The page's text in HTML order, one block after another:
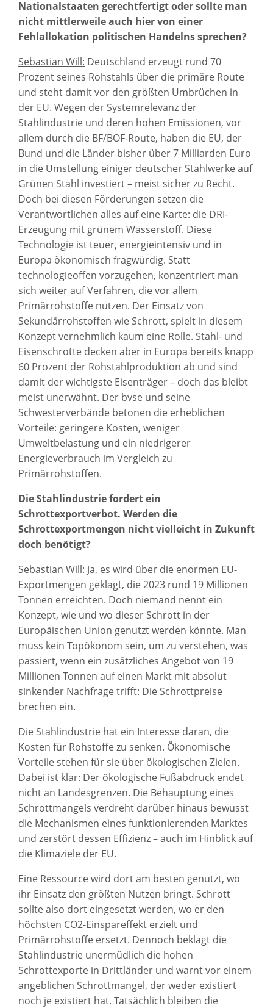
Nationalstaaten gerechtfertigt oder sollte man
nicht mittlerweile auch hier von einer
Fehlallokation politischen Handelns sprechen?
Sebastian Will: Deutschland erzeugt rund 70
Prozent seines Rohstahls über die primäre Route
und steht damit vor den größten Umbrüchen in
der EU. Wegen der Systemrelevanz der
Stahlindustrie und deren hohen Emissionen, vor
allem durch die BF/BOF-Route, haben die EU, der
Bund und die Länder bisher über 7 Milliarden Euro
in die Umstellung einiger deutscher Stahlwerke auf
Grünen Stahl investiert – meist sicher zu Recht.
Doch bei diesen Förderungen setzen die
Verantwortlichen alles auf eine Karte: die DRI-
Erzeugung mit grünem Wasserstoff. Diese
Technologie ist teuer, energieintensiv und in
Europa ökonomisch fragwürdig. Statt
technologieoffen vorzugehen, konzentriert man
sich weiter auf Verfahren, die vor allem
Primärrohstoffe nutzen. Der Einsatz von
Sekundärrohstoffen wie Schrott, spielt in diesem
Konzept vernehmlich kaum eine Rolle. Stahl- und
Eisenschrotte decken aber in Europa bereits knapp
60 Prozent der Rohstahlproduktion ab und sind
damit der wichtigste Eisenträger – doch das bleibt
meist unerwähnt. Der bvse und seine
Schwesterverbände betonen die erheblichen
Vorteile: geringere Kosten, weniger
Umweltbelastung und ein niedrigerer
Energieverbrauch im Vergleich zu
Primärrohstoffen.
Die Stahlindustrie fordert ein
Schrottexportverbot. Werden die
Schrottexportmengen nicht vielleicht in Zukunft
doch benötigt?
Sebastian Will: Ja, es wird über die enormen EU-
Exportmengen geklagt, die 2023 rund 19 Millionen
Tonnen erreichten. Doch niemand nennt ein
Konzept, wie und wo dieser Schrott in der
Europäischen Union genutzt werden könnte. Man
muss kein Topökonom sein, um zu verstehen, was
passiert, wenn ein zusätzliches Angebot von 19
Millionen Tonnen auf einen Markt mit absolut
sinkender Nachfrage trifft: Die Schrottpreise
brechen ein.
Die Stahlindustrie hat ein Interesse daran, die
Kosten für Rohstoffe zu senken. Ökonomische
Vorteile stehen für sie über ökologischen Zielen.
Dabei ist klar: Der ökologische Fußabdruck endet
nicht an Landesgrenzen. Die Behauptung eines
Schrottmangels verdreht darüber hinaus bewusst
die Mechanismen eines funktionierenden Marktes
und zerstört dessen Effizienz – auch im Hinblick auf
die Klimaziele der EU.
Eine Ressource wird dort am besten genutzt, wo
ihr Einsatz den größten Nutzen bringt. Schrott
sollte also dort eingesetzt werden, wo er den
höchsten CO2-Einspareffekt erzielt und
Primärrohstoffe ersetzt. Dennoch beklagt die
Stahlindustrie unermüdlich die hohen
Schrottexporte in Drittländer und warnt vor einem
angeblichen Schrottmangel, der weder existiert
noch je existiert hat. Tatsächlich bleiben die